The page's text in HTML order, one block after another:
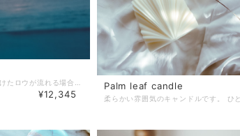
¥12,345
Palm leaf candle